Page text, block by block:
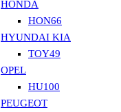
HONDA
HON66
HYUNDAI KIA
TOY49
OPEL
HU100
PEUGEOT